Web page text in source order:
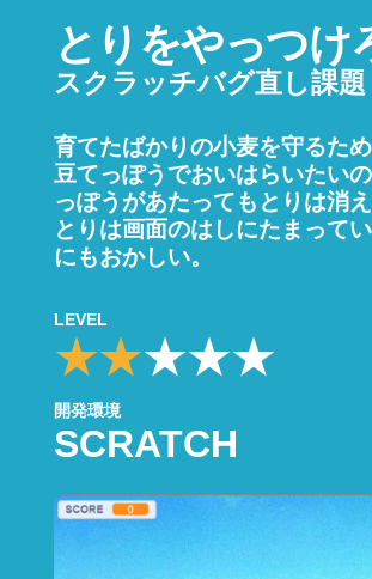
とりをやっつけ
スクラッチバグ直し課題
育てたばかりの小麦を守るた
豆てっぽうでおいはらいたい
っぽうがあたってもとりは消え
とりは画面のはしにたまって
にもおかしい。
LEVEL
開発環境
SCRATCH